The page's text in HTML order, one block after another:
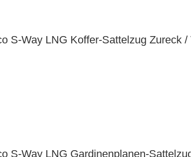
S-Way LNG Koffer-Sattelzug Zureck
S-Way LNG Gardinenplanen-